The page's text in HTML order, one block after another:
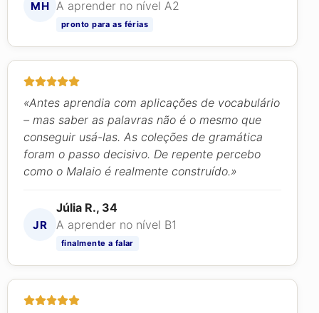
MH A aprender no nível A2
pronto para as férias
«Antes aprendia com aplicações de vocabulário
– mas saber as palavras não é o mesmo que
conseguir usá-las. As coleções de gramática
foram o passo decisivo. De repente percebo
como o Malaio é realmente construído.»
JR
Júlia R., 34
A aprender no nível B1
finalmente a falar